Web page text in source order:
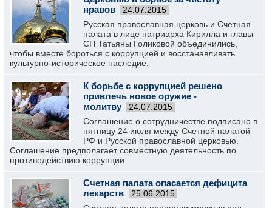
нравов
24.07.2015
Русская православная церковь и Счетная
палата в лице патриарха Кирилла и главы
СП Татьяны Голиковой объединились,
чтобы вместе бороться с коррупцией и восстанавливать
культурно-историческое наследие.
К борьбе с коррупцией решено
привлечь новое оружие -
молитву
24.07.2015
Соглашение о сотрудничестве подписано в
пятницу 24 июля между Счетной палатой
РФ и Русской православной церковью.
Соглашение предполагает совместную деятельность по
противодействию коррупции.
Счетная палата опасается дефицита
лекарств
25.06.2015